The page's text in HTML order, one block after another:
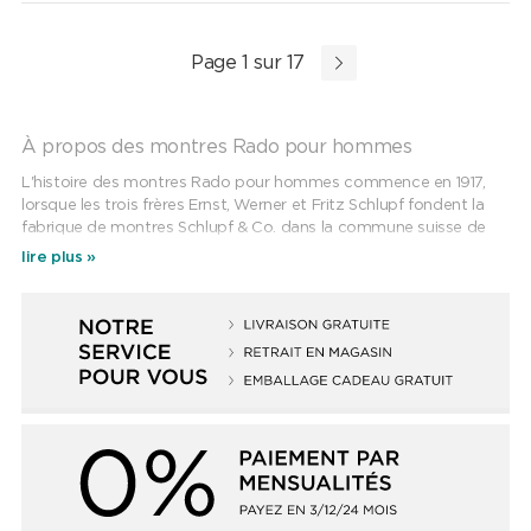
Page 1 sur 17
À propos des montres Rado pour hommes
L'histoire des montres Rado pour hommes commence en 1917,
lorsque les trois frères Ernst, Werner et Fritz Schlupf fondent la
fabrique de montres Schlupf & Co. dans la commune suisse de
Lengnau. Quarante ans plus tard, la petite entreprise donne
des trois frères était d'enthousiasmer les amateurs de montres
du monde entier avec des innovations jamais vues auparavant.
La reconnaissance mondiale de l'entreprise date du début des
années 1960, lorsque la Rado DiaStar 1 est sortie, la première
La fameuse marque de fabrique de l'entreprise est la céramique
high-tech, brevetée depuis les années 1980 et utilisée dans de
nombreuses montres Rado pour hommes. Mais la plus grande
révélation de l'entreprise familiale est le diamant high-tech Rado.
lire plus »